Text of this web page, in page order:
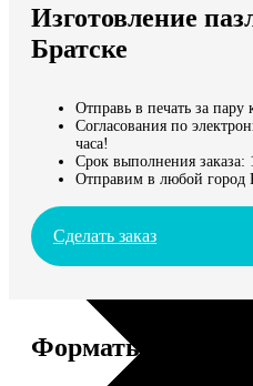
Мы доставляем по всему миру
Продолжить без города
Изготовление
Братске
Отправь в печать за пару
Согласования по
часа!
Срок выполнения заказа:
Отправим в любой
Сделать заказ
Форматы и цены